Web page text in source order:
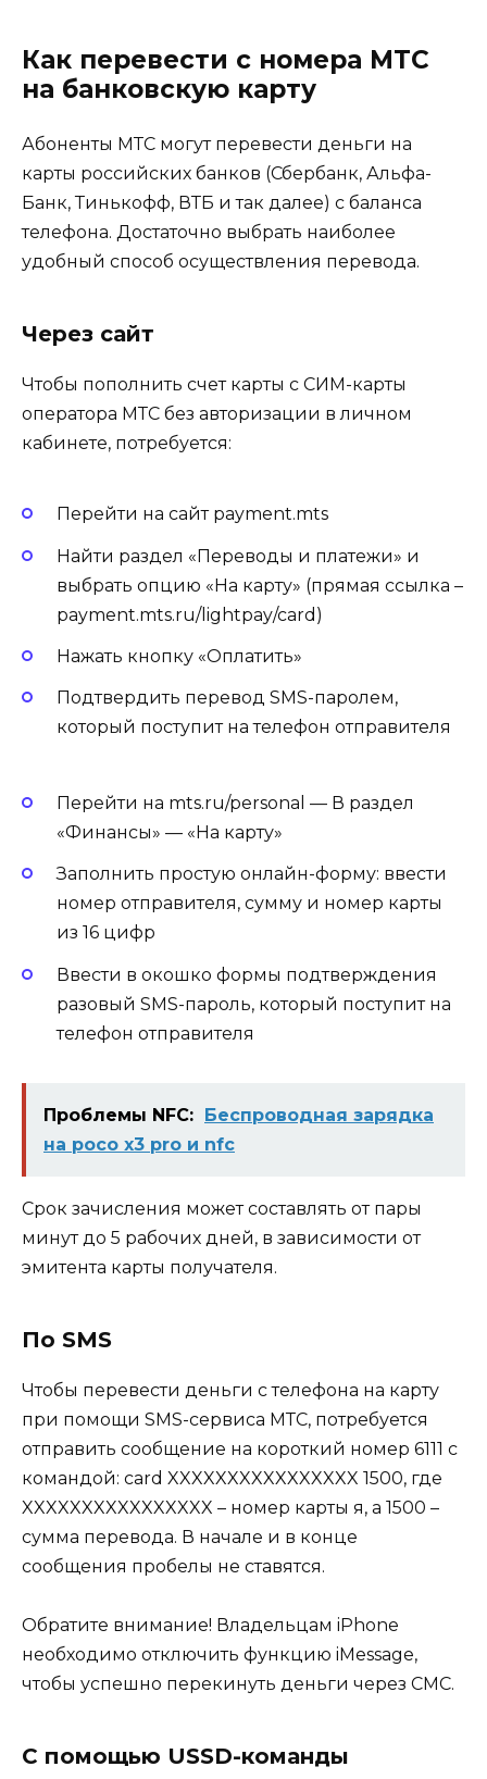
Как перевести с номера МТС
на банковскую карту
Абоненты МТС могут перевести деньги на
карты российских банков (Сбербанк, Альфа-
Банк, Тинькофф, ВТБ и так далее) с баланса
телефона. Достаточно выбрать наиболее
удобный способ осуществления перевода.
Через сайт
Чтобы пополнить счет карты с СИМ-карты
оператора МТС без авторизации в личном
кабинете, потребуется:
Перейти на сайт payment.mts
Найти раздел «Переводы и платежи» и
выбрать опцию «На карту» (прямая ссылка –
payment.mts.ru/lightpay/card)
Нажать кнопку «Оплатить»
Подтвердить перевод SMS-паролем,
который поступит на телефон отправителя
Перейти на mts.ru/personal — В раздел
«Финансы» — «На карту»
Заполнить простую онлайн-форму: ввести
номер отправителя, сумму и номер карты
из 16 цифр
Ввести в окошко формы подтверждения
разовый SMS-пароль, который поступит на
телефон отправителя
Проблемы NFC: Беспроводная зарядка
на poco x3 pro и nfc
Срок зачисления может составлять от пары
минут до 5 рабочих дней, в зависимости от
эмитента карты получателя.
По SMS
Чтобы перевести деньги с телефона на карту
при помощи SMS-сервиса МТС, потребуется
отправить сообщение на короткий номер 6111 с
командой: card XXXXXXXXXXXXXXXX 1500, где
XXXXXXXXXXXXXXXX – номер карты я, а 1500 –
сумма перевода. В начале и в конце
сообщения пробелы не ставятся.
Обратите внимание! Владельцам iPhone
необходимо отключить функцию iMessage,
чтобы успешно перекинуть деньги через СМС.
С помощью USSD-команды